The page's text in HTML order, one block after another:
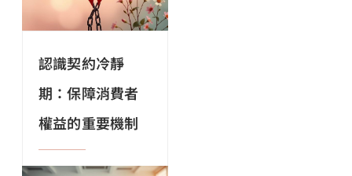
認識契約冷靜
期：保障消費者
權益的重要機制